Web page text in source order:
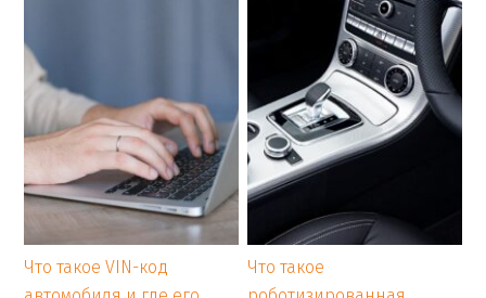
Что такое VIN-код
Что такое